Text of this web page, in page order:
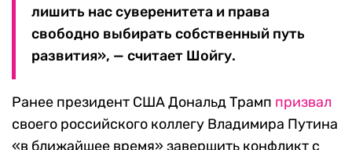
лишить нас суверенитета и права
свободно выбирать собственный путь
развития», — считает Шойгу.
Ранее президент США Дональд Трамп призвал
своего российского коллегу Владимира Путина
«в ближайшее время» завершить конфликт с